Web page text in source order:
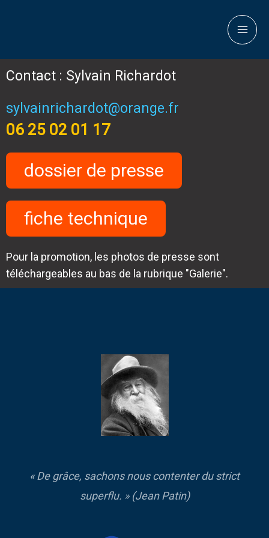
Contact : Sylvain Richardot
sylvainrichardot@orange.fr
06 25 02 01 17
dossier de presse
fiche technique
Pour la promotion, les photos de presse sont
téléchargeables au bas de la rubrique "Galerie".
« De grâce, sachons nous contenter du strict
superflu. » (Jean Patin)